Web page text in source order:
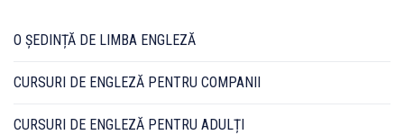
O ȘEDINȚĂ DE LIMBA ENGLEZĂ
CURSURI DE ENGLEZĂ PENTRU COMPANII
CURSURI DE ENGLEZĂ PENTRU ADULȚI